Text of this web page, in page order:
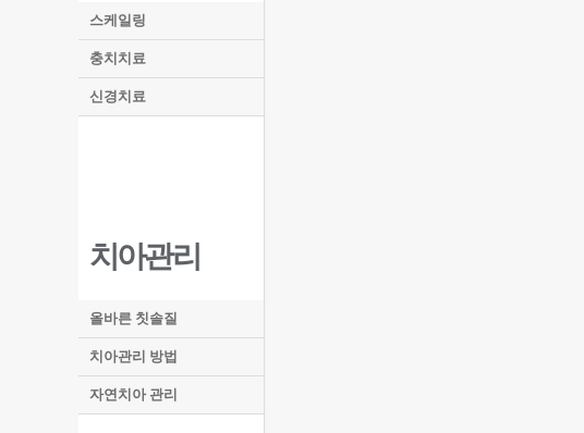
스케일링
충치치료
신경치료
치아관리
올바른 칫솔질
치아관리 방법
자연치아 관리